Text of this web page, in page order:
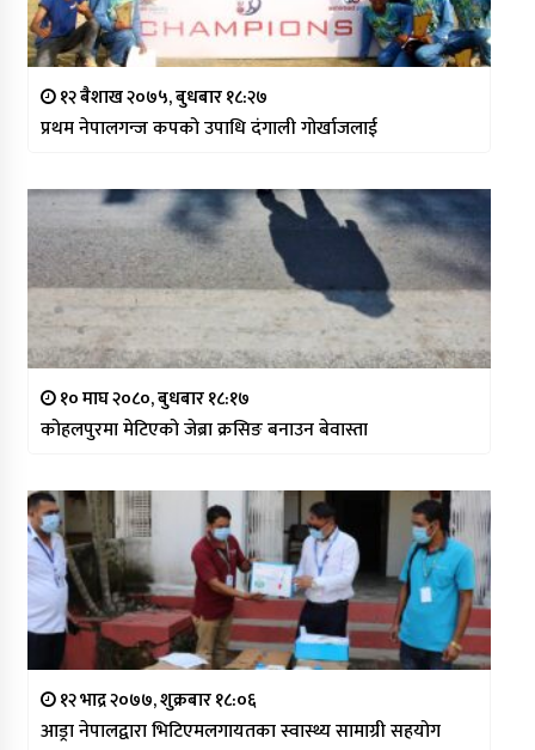
१२ बैशाख २०७५, बुधबार १८:२७
प्रथम नेपालगन्ज कपको उपाधि दंगाली गोर्खाजलाई
१० माघ २०८०, बुधबार १८:१७
कोहलपुरमा मेटिएको जेब्रा क्रसिङ बनाउन बेवास्ता
१२ भाद्र २०७७, शुक्रबार १८:०६
आड्रा नेपालद्वारा भिटिएमलगायतका स्वास्थ्य सामाग्री सहयोग